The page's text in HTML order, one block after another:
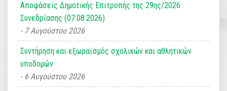
Αποφάσεις Δημοτικής Επιτροπής της 29ης/2026
Συνεδρίασης (07.08.2026)
7 Αυγούστου 2026
Συντήρηση και εξωραϊσμός σχολικών και αθλητικών
υποδομών
6 Αυγούστου 2026